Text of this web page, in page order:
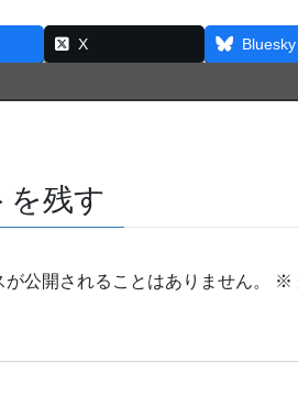
X Bluesky
を残す
が公開されることはありません。 ※